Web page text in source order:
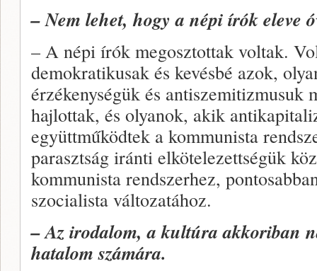
– Nem lehet, hogy a népi írók eleve
– A népi írók megosztottak voltak.
demokratikusak és kevésbé azok,
érzékenységük és antiszemitizmusuk
hajlottak, és olyanok, akik
együttműködtek a kommunista
parasztság iránti elkötelezettségük
kommunista rendszerhez,
szocialista változatához.
– Az irodalom, a kultúra akkoriban
hatalom számára.